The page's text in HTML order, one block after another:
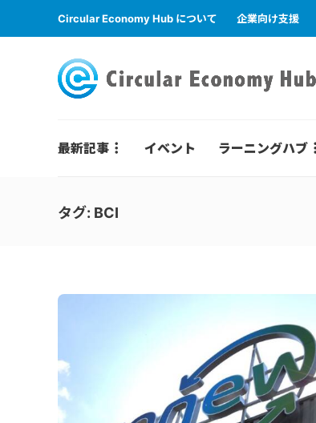
Circular Economy Hub について 企業向け支援
最新記事 イベント ラーニングハブ
タグ: BCI